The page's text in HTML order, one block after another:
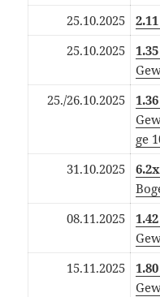
25.10.2025 2.11
25.10.2025 1.35
25./26.10.2025 1.36
ge
31.10.2025
6.2x
08.11.2025 1.42
15.11.2025 1.80